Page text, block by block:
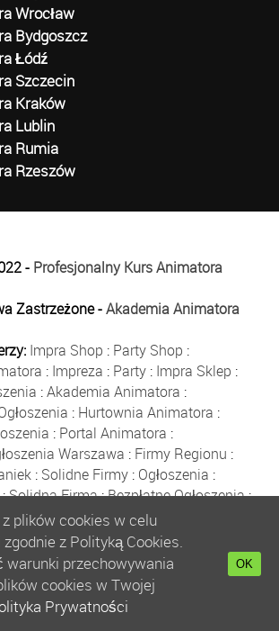
Wrocław
Bydgoszcz
Łódź
Szczecin
Kraków
Lublin
Rumia
Rzeszów
- Profesjonalny Kurs Animatora
Zastrzeżone -Akademia Animatora
Impra Shop : Party Shop :
: Impreza : Party : Impra Sklep :
:Akademia Animatora :
: Hurtownia Animatora :
: Portal Animatora :
Warszawa : Firmy Regionu :
: Solidne Firmy: Ogłoszenia :
:Solidna Firma:Bezpłatne Ogłoszenia:
Czasu Wolnego:
Warszawa:sklep animatora
:Bezpłatne Ogłoszenia
:Kurs Animatora
:
Warszawa :Rumia
Poznań:
plików cookies w celu
zgodnie z Polityką Cookies.
warunki przechowywania
cookies w Twojej
Prywatności
OK